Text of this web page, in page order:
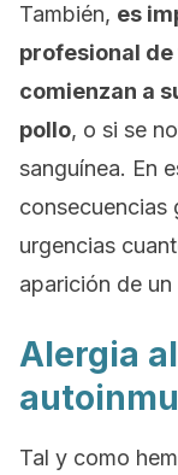
También, es
profesional
comienzan a
pollo, o si se
sanguínea. En
consecuencias
urgencias
aparición de
Alergia
Tal y como